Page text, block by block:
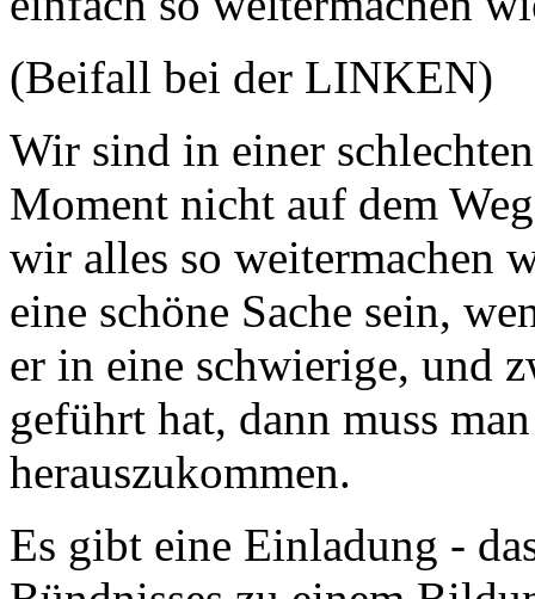
(Beifall bei der LINKEN)
Wir sind in einer
Moment nicht auf dem
wir alles so weitermachen
eine schöne Sache sein,
er in eine schwierige, und
geführt hat, dann muss
herauszukommen.
Es gibt eine Einladung -